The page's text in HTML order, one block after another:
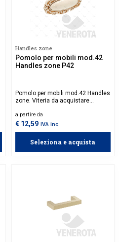
Handles zone
Pomolo per mobili mod.42
Handles zone P42
Pomolo per mobili mod.42 Handles
zone. Viteria da acquistare
a partire da
€ 12,59 IVA inc.
Seleziona e acquista